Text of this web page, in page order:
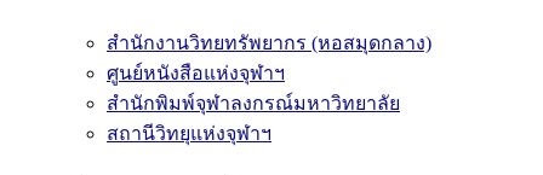
สำนักงานวิทยทรัพยากร (หอสมุดกลาง)
ศูนย์หนังสือแห่งจุฬาฯ
สำนักพิมพ์จุฬาลงกรณ์มหาวิทยาลัย
สถานีวิทยุแห่งจุฬาฯ